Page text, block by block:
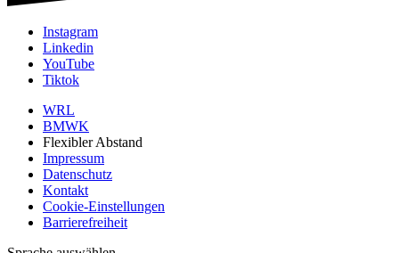
Instagram
Linkedin
YouTube
Tiktok
WRL
BMWK
Flexibler Abstand
Impressum
Datenschutz
Kontakt
Cookie-Einstellungen
Barrierefreiheit